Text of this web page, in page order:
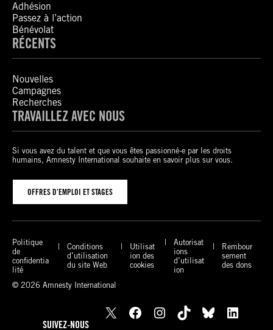
Adhésion
Passez à l’action
Bénévolat
RÉCENTS
Nouvelles
Campagnes
Recherches
TRAVAILLEZ AVEC NOUS
Si vous avez du talent et que vous êtes passionné-e par les droits
humains, Amnesty International souhaite en savoir plus sur vous.
OFFRES D’EMPLOI ET STAGES
Politique
de
confidentia
lité
Conditions
d’utilisation
du site Web
Utilisat
ion des
cookies
Autorisat
ions
d’utilisat
ion
Rembour
sement
des dons
© 2026 Amnesty International
SUIVEZ-NOUS
X Facebook Instagram TikTok Bluesky
LinkedIn